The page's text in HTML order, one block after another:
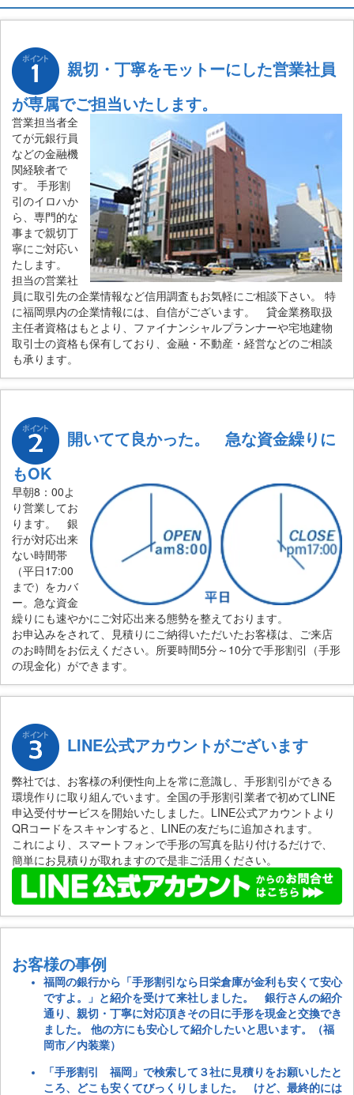
親切・丁寧をモットーにした営業社員
が専属でご担当いたします。
営業担当者全
てが元銀行員
などの金融機
関経験者で
す。 手形割
引のイロハか
ら、専門的な
事まで親切丁
寧にご対応い
たします。
担当の営業社
員に取引先の企業情報など信用調査もお気軽にご相談下さい。 特
に福岡県内の企業情報には、自信がございます。 貸金業務取扱
主任者資格はもとより、ファイナンシャルプランナーや宅地建物
取引士の資格も保有しており、金融・不動産・経営などのご相談
も承ります。
開いてて良かった。 急な資金繰りに
もOK
早朝8：00よ
り営業してお
ります。 銀
行が対応出来
ない時間帯
（平日17:00
まで）をカバ
ー。急な資金
繰りにも速やかにご対応出来る態勢を整えております。
お申込みをされて、見積りにご納得いただいたお客様は、ご来店
のお時間をお伝えください。所要時間5分～10分で手形割引（手形
の現金化）ができます。
LINE公式アカウントがございます
弊社では、お客様の利便性向上を常に意識し、手形割引ができる
環境作りに取り組んでいます。全国の手形割引業者で初めてLINE
申込受付サービスを開始いたしました。LINE公式アカウントより
QRコードをスキャンすると、LINEの友だちに追加されます。
これにより、スマートフォンで手形の写真を貼り付けるだけで、
簡単にお見積りが取れますので是非ご活用ください。
お客様の事例
福岡の銀行から「手形割引なら日栄倉庫が金利も安くて安心
ですよ。」と紹介を受けて来社しました。 銀行さんの紹介
通り、親切・丁寧に対応頂きその日に手形を現金と交換でき
ました。 他の方にも安心して紹介したいと思います。（福
岡市／内装業）
「手形割引 福岡」で検索して３社に見積りをお願いしたと
ころ、どこも安くてびっくりしました。 けど、最終的には